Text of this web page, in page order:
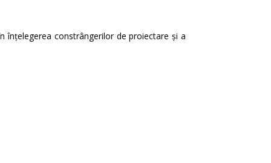
înțelegerea constrângerilor de proiectare și a